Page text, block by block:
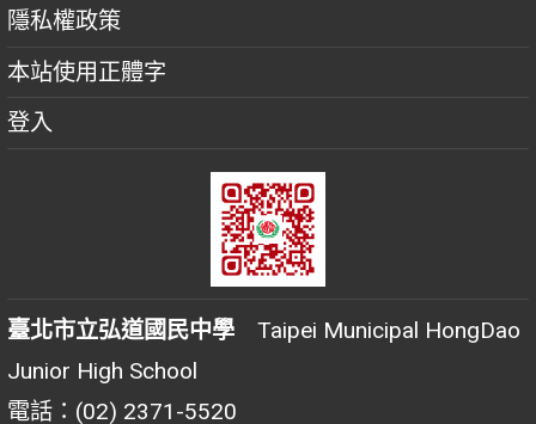
隱私權政策
本站使用正體字
登入
臺北市立弘道國民中學 Taipei Municipal HongDao
Junior High School
電話：(02) 2371-5520